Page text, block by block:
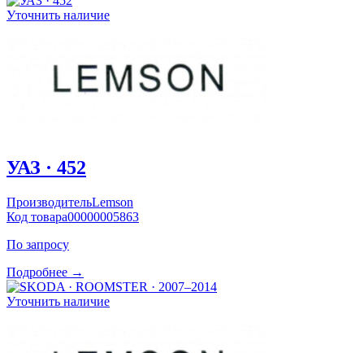
Уточнить наличие
УАЗ · 452
ПроизводительLemson
Код товара00000005863
По запросу
Подробнее →
Уточнить наличие